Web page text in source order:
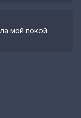
мой покой